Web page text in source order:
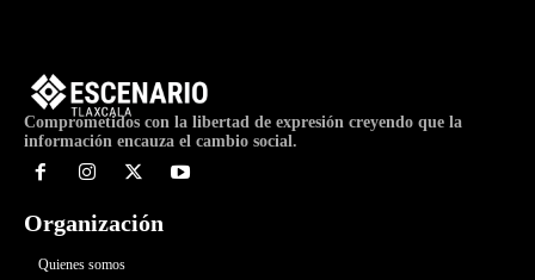
Comprometidos con la libertad de expresión creyendo que la
información encauza el cambio social.
Organización
Quienes somos